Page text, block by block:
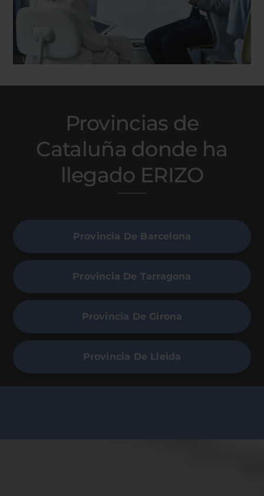
Provincias de
Cataluña donde ha
llegado ERIZO
Provincia De Barcelona
Provincia De Tarragona
Provincia De Girona
Provincia De Lleida